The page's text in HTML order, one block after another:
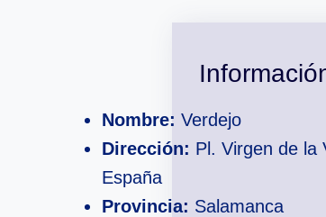
Nombre: Verdejo
Dirección: Pl. Virgen de la
España
Provincia: Salamanca